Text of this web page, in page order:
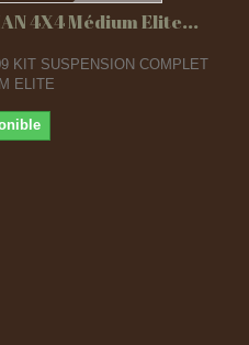
4X4 Médium Elite...
KIT SUSPENSION COMPLET
ELITE